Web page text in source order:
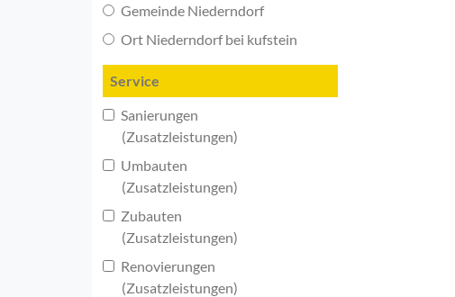
Gemeinde Niederndorf
Ort Niederndorf bei kufstein
Service
Sanierungen
(Zusatzleistungen)
Umbauten
(Zusatzleistungen)
Zubauten
(Zusatzleistungen)
Renovierungen
(Zusatzleistungen)